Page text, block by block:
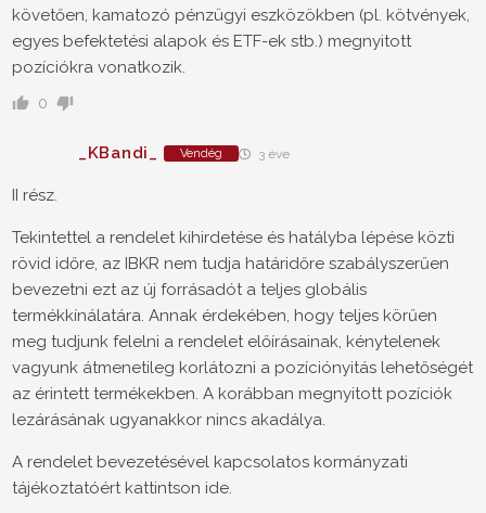
követően, kamatozó pénzügyi eszközökben (pl. kötvények,
egyes befektetési alapok és ETF-ek stb.) megnyitott
pozíciókra vonatkozik.
0
_KBandi_ Vendég 3 éve
II rész.
Tekintettel a rendelet kihirdetése és hatályba lépése közti
rövid időre, az IBKR nem tudja határidőre szabályszerűen
bevezetni ezt az új forrásadót a teljes globális
termékkínálatára. Annak érdekében, hogy teljes körűen
meg tudjunk felelni a rendelet előírásainak, kénytelenek
vagyunk átmenetileg korlátozni a pozíciónyitás lehetőségét
az érintett termékekben. A korábban megnyitott pozíciók
lezárásának ugyanakkor nincs akadálya.
A rendelet bevezetésével kapcsolatos kormányzati
tájékoztatóért kattintson ide.